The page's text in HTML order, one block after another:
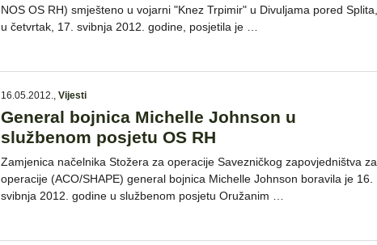
NOS OS RH) smješteno u vojarni "Knez Trpimir" u Divuljama pored Splita,
u četvrtak, 17. svibnja 2012. godine, posjetila je …
16.05.2012., Vijesti
General bojnica Michelle Johnson u
službenom posjetu OS RH
Zamjenica načelnika Stožera za operacije Savezničkog zapovjedništva za
operacije (ACO/SHAPE) general bojnica Michelle Johnson boravila je 16.
svibnja 2012. godine u službenom posjetu Oružanim …